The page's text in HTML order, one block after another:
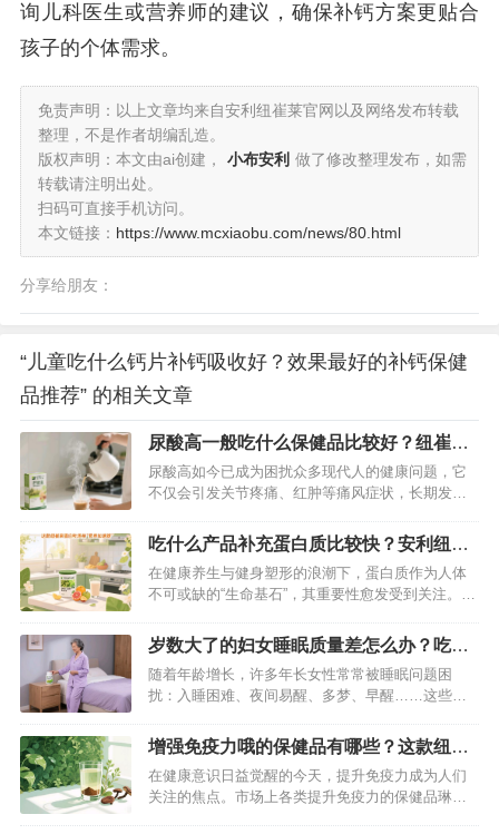
询儿科医生或营养师的建议，确保补钙方案更贴合
孩子的个体需求。
免责声明：以上文章均来自安利纽崔莱官网以及网络发布转载
整理，不是作者胡编乱造。
版权声明：本文由ai创建，
小布安利 做了修改整理发布，如需
转载请注明出处。
扫码可直接手机访问。
本文链接： https://www.mcxiaobu.com/news/80.html
分享给朋友：
“儿童吃什么钙片补钙吸收好？效果最好的补钙保健
品推荐” 的相关文章
尿酸高一般吃什么保健品比较好？纽崔莱
舒苓易固体饮料辅助降尿酸非常好
尿酸高如今已成为困扰众多现代人的健康问题，它
不仅会引发关节疼痛、红肿等痛风症状，长期发展
扰，除了调整饮食和生活习惯，选择合适的保健品
辅助调理也至关重要。在众多保健品中，纽崔莱舒
苓益固体饮料脱颖而出，成为尿酸高人群的优质之
选。…
吃什么产品补充蛋白质比较快？安利纽崔
莱蛋白粉别错过
在健康养生与健身塑形的浪潮下，蛋白质作为人体
不可或缺的“生命基石”，其重要性愈发受到关注。无
复，亦或是老年人维持机体活力，及时高效地补充
蛋白质都至关重要。面对市面上琳琅满目的蛋白质
补充产品，究竟哪一款能快速满足身体需求？答案
非安利纽崔莱蛋白粉莫属，它凭借科…
岁数大了的妇女睡眠质量差怎么办？吃这
款纽崔莱产品可改善
随着年龄增长，许多年长女性常常被睡眠问题困
扰：入睡困难、夜间易醒、多梦、早醒……这些问
生活质量。其实，年长女性睡眠差多与更年期激素
变化、身体机能衰退密切相关，而纽崔莱更年期保
养片凭借科学配方，能从根源上改善睡眠，让优质
睡眠不再是奢望。…
增强免疫力哦的保健品有哪些？这款纽崔
莱产品效果不错
在健康意识日益觉醒的今天，提升免疫力成为人们
关注的焦点。市场上各类提升免疫力的保健品琳琅